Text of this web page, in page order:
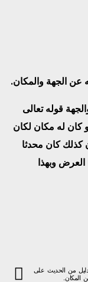
عن الجهة والمكان.
قوله تعالى
كان له مكان لكان
كان محدثا
وبهذا
الدليل من الحديث على
المكان.